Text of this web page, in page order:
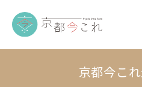
京都今こ